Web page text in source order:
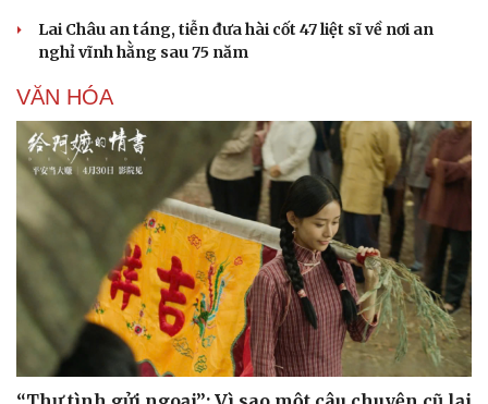
Lai Châu an táng, tiễn đưa hài cốt 47 liệt sĩ về nơi an
nghỉ vĩnh hằng sau 75 năm
VĂN HÓA